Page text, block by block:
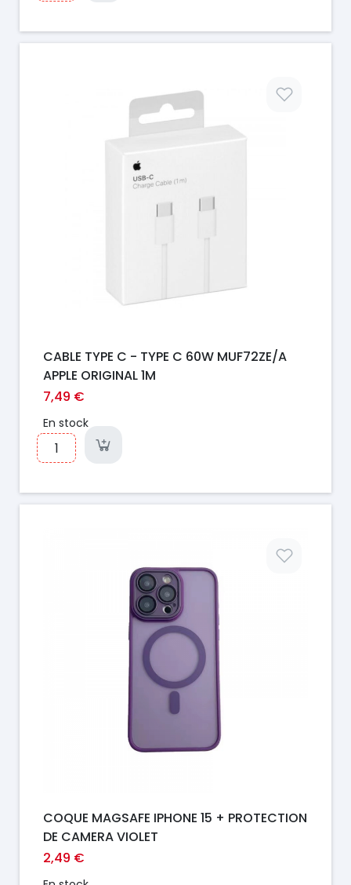
CABLE TYPE C - TYPE C 60W MUF72ZE/A
APPLE ORIGINAL 1M
7,49 €
En stock
COQUE MAGSAFE IPHONE 15 + PROTECTION
DE CAMERA VIOLET
2,49 €